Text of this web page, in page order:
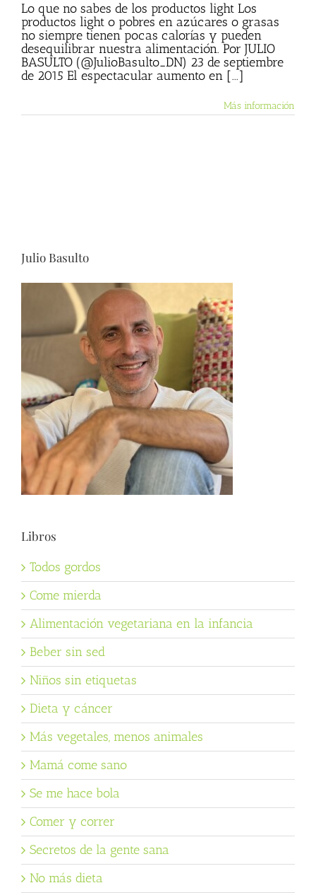
Lo que no sabes de los productos light Los
productos light o pobres en azúcares o grasas
no siempre tienen pocas calorías y pueden
desequilibrar nuestra alimentación. Por JULIO
BASULTO (@JulioBasulto_DN) 23 de septiembre
de 2015 El espectacular aumento en [...]
Más información
Julio Basulto
Libros
Todos gordos
Come mierda
Alimentación vegetariana en la infancia
Beber sin sed
Niños sin etiquetas
Dieta y cáncer
Más vegetales, menos animales
Mamá come sano
Se me hace bola
Comer y correr
Secretos de la gente sana
No más dieta